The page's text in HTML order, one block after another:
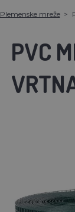
Plemenske mreže
PVC